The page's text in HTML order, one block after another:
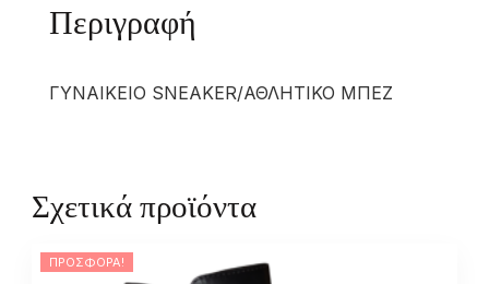
Περιγραφή
ΓΥΝΑΙΚΕΙΟ SNEAKER/ΑΘΛΗΤΙΚΟ ΜΠΕΖ
Σχετικά προϊόντα
ΠΡΟΣΦΟΡΆ!